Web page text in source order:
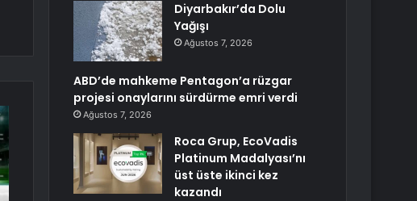
Diyarbakır’da Dolu
Yağışı
Ağustos 7, 2026
ABD’de mahkeme Pentagon’a rüzgar
projesi onaylarını sürdürme emri verdi
Ağustos 7, 2026
Roca Grup, EcoVadis
Platinum Madalyası’nı
üst üste ikinci kez
kazandı